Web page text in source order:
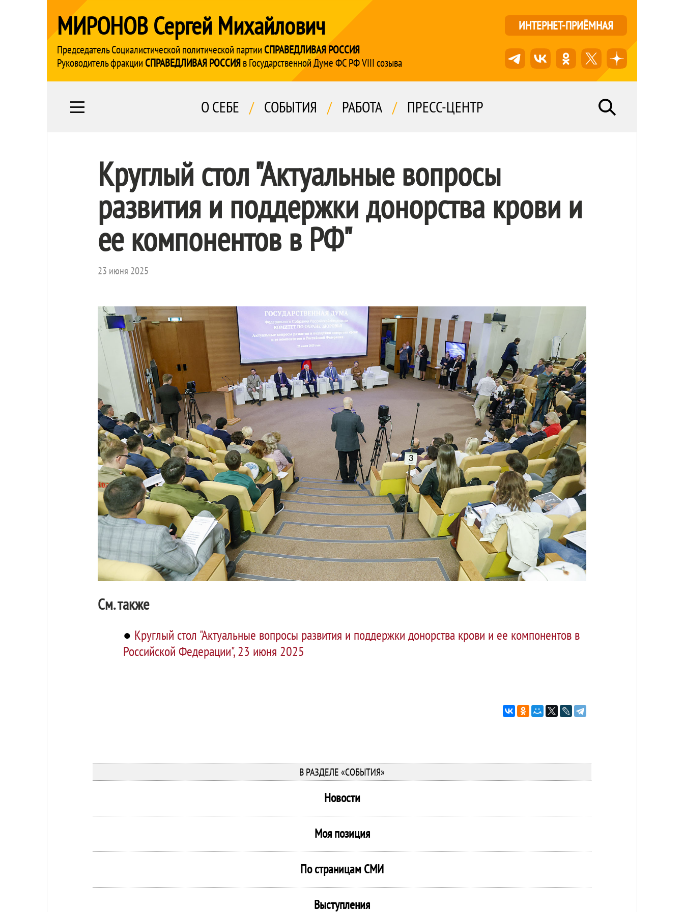
МИРОНОВ Сергей Михайлович
Председатель Социалистической политической партии СПРАВЕДЛИВАЯ РОССИЯ
Руководитель фракции СПРАВЕДЛИВАЯ РОССИЯв Государственной Думе ФС РФ VIII созыва
ИНТЕРНЕТ-ПРИЁМНАЯ
О СЕБЕ / СОБЫТИЯ / РАБОТА / ПРЕСС-ЦЕНТР
Круглый стол "Актуальные вопросы
развития и поддержки донорства крови и
ее компонентов в РФ"
23 июня 2025
См. также
● Круглый стол "Актуальные вопросы развития и поддержки донорства крови и ее компонентов в
Российской Федерации", 23 июня 2025
В РАЗДЕЛЕ «СОБЫТИЯ»
Новости
Моя позиция
По страницам СМИ
Выступления